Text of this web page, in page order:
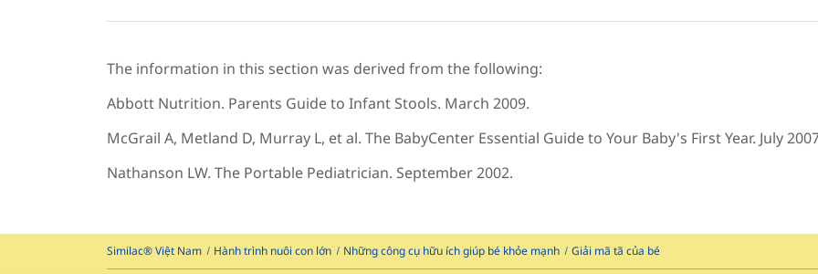
The information in this section was derived from the following:
Abbott Nutrition. Parents Guide to Infant Stools. March 2009.
McGrail A, Metland D, Murray L, et al. The BabyCenter Essential Guide to Your Baby's First Year. July
Nathanson LW. The Portable Pediatrician. September 2002.
Similac® Việt Nam Hành trình nuôi con lớn Những công cụ hữu ích giúp bé khỏe mạnh Giải mã tã của bé